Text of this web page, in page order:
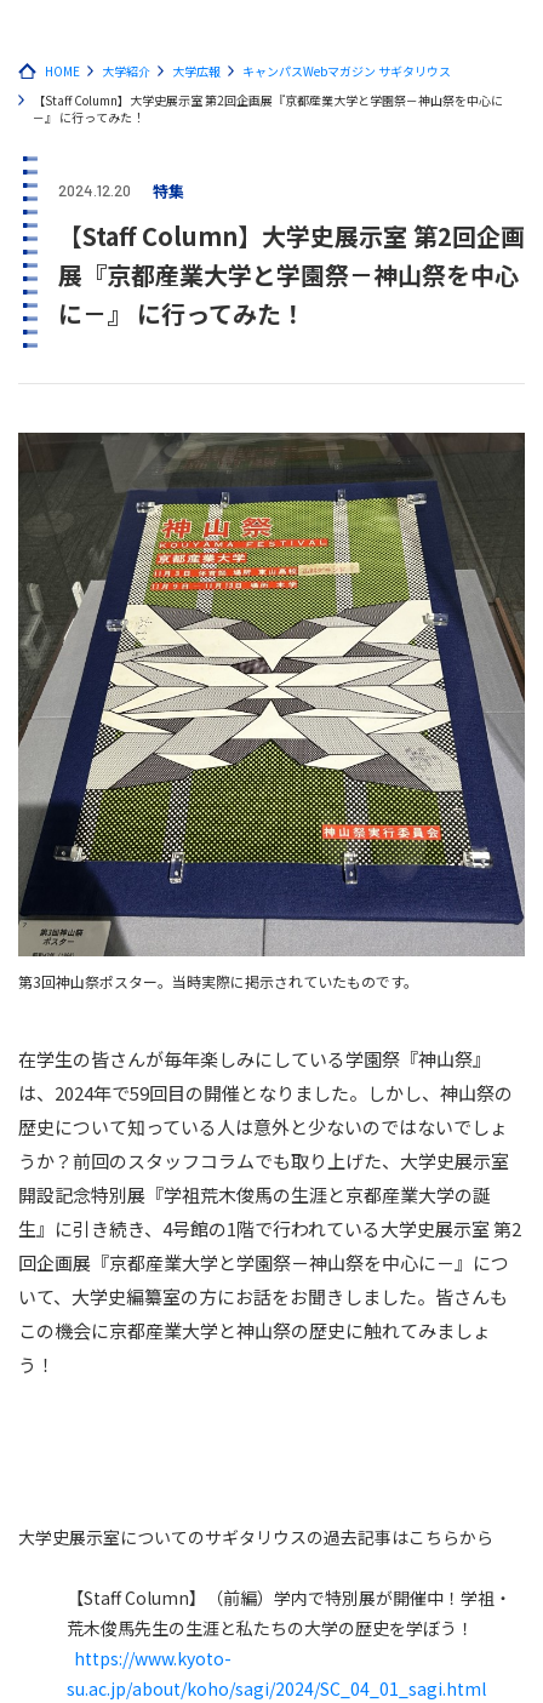
HOME 大学紹介 大学広報
キャンパスWebマガジン サギタリウス
【Staff Column】大学史展示室 第2回企画展『京都産業大学と学園祭－神山祭を中心に
－』 に行ってみた！
2024.12.20 特集
【Staff Column】大学史展示室 第2回企画
展『京都産業大学と学園祭－神山祭を中心
に－』 に行ってみた！
第3回神山祭ポスター。当時実際に掲示されていたものです。
在学生の皆さんが毎年楽しみにしている学園祭『神山祭』
は、2024年で59回目の開催となりました。しかし、神山祭の
歴史について知っている人は意外と少ないのではないでしょ
うか？前回のスタッフコラムでも取り上げた、大学史展示室
開設記念特別展『学祖荒木俊馬の生涯と京都産業大学の誕
生』に引き続き、4号館の1階で行われている大学史展示室 第2
回企画展『京都産業大学と学園祭－神山祭を中心に－』につ
いて、大学史編纂室の方にお話をお聞きしました。皆さんも
この機会に京都産業大学と神山祭の歴史に触れてみましょ
う！
大学史展示室についてのサギタリウスの過去記事はこちらから
【Staff Column】（前編）学内で特別展が開催中！学祖・
荒木俊馬先生の生涯と私たちの大学の歴史を学ぼう！
https://www.kyoto-
su.ac.jp/about/koho/sagi/2024/SC_04_01_sagi.html